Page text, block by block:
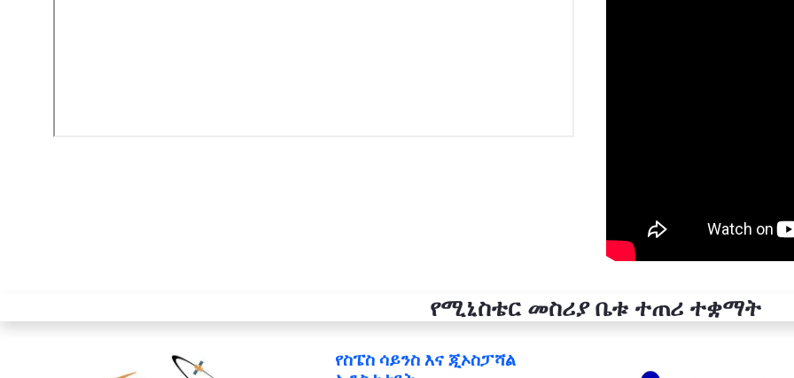
የሚኒስቴር መስሪያ ቤቱ ተጠሪ ተቋማት
የስፔስ ሳይንስ እና ጂኦስፓሻል